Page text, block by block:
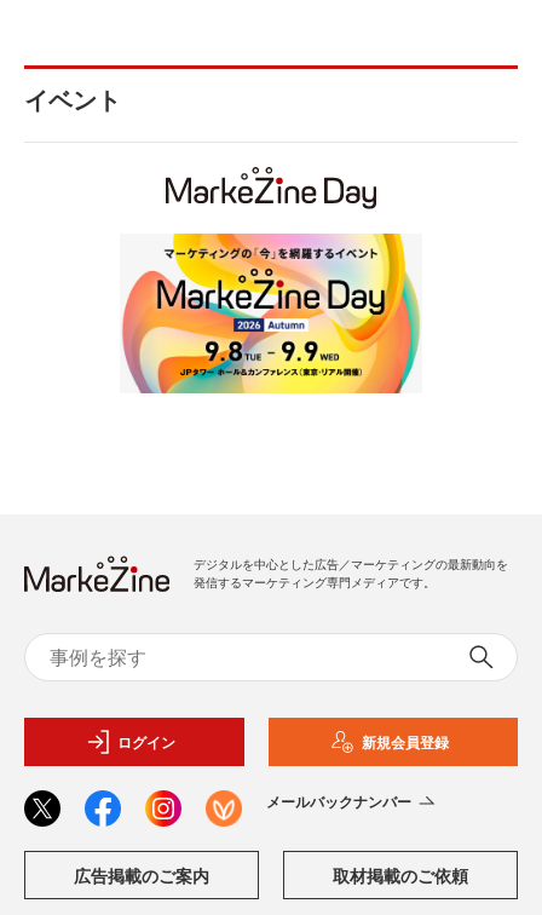
イベント
デジタルを中心とした広告／マーケティングの最新動向を
発信するマーケティング専門メディアです。
ログイン 新規会員登録
メールバックナンバー
広告掲載のご案内 取材掲載のご依頼